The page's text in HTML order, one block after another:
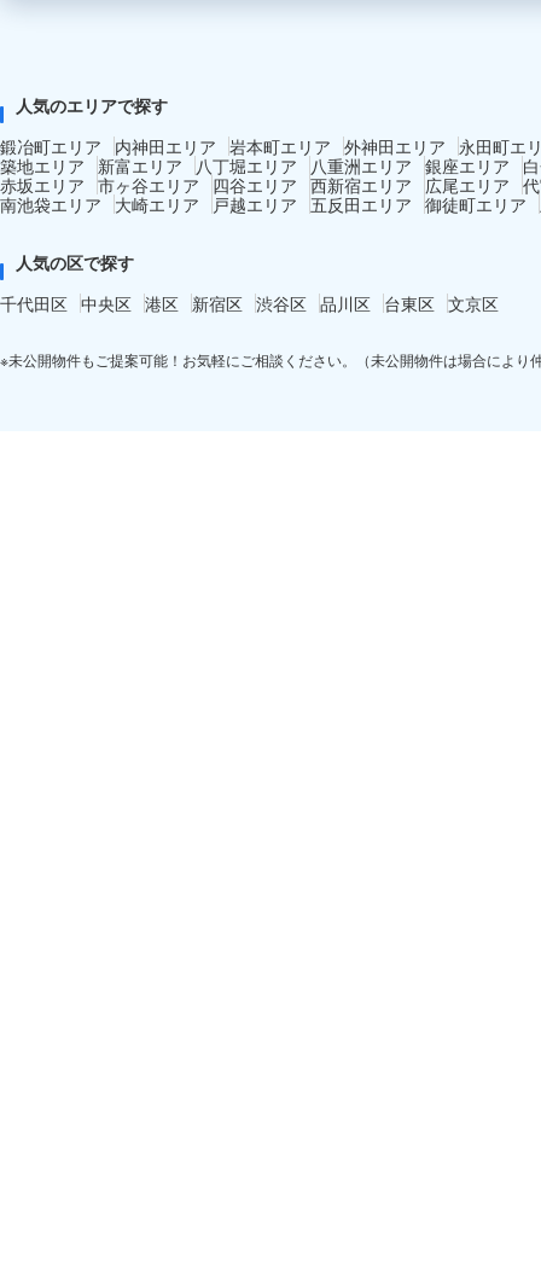
人気のエリアで探す
鍛冶町エリア
内神田エリア 岩本町エリア 外神田エリア
永田町エ
築地エリア
新富エリア 八丁堀エリア 八重洲エリア 銀座エリア
赤坂エリア 市ヶ谷エリア 四谷エリア 西新宿エリア 広尾エリア
南池袋エリア
大崎エリア 戸越エリア 五反田エリア 御徒町エリア
人気の区で探す
千代田区 中央区 港区 新宿区 渋谷区 品川区 台東区 文京区
※未公開物件もご提案可能！お気軽にご相談ください。（未公開物件は場合により